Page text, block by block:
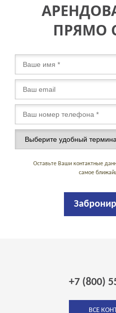
ПРЯМО
Оставьте Ваши контактные
самое
+7 (800)
ВСЕ